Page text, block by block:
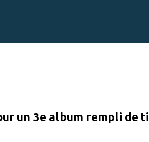
un 3e album rempli de